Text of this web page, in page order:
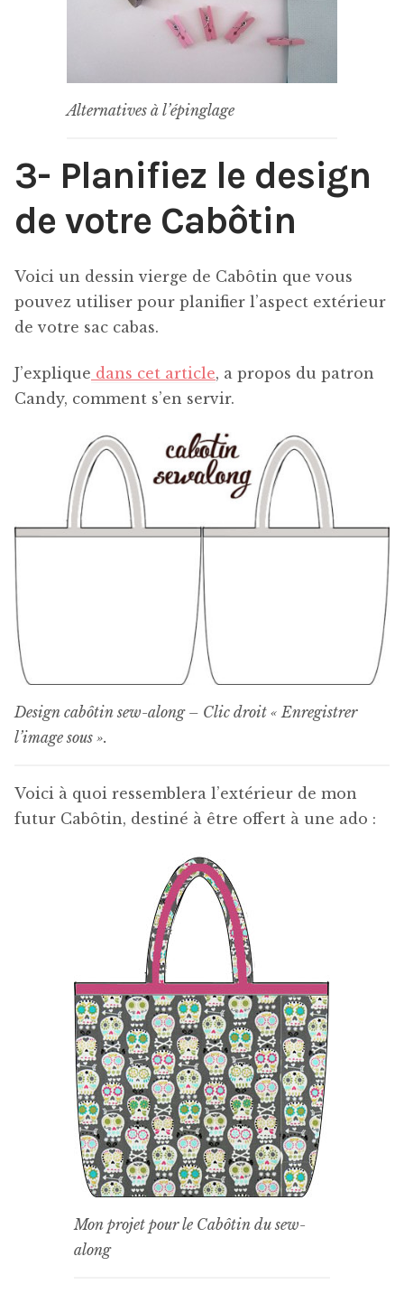
Alternatives à l’épinglage
3- Planifiez le design
de votre Cabôtin
Voici un dessin vierge de Cabôtin que vous
pouvez utiliser pour planifier l’aspect extérieur
de votre sac cabas.
J’explique dans cet article, a propos du patron
Candy, comment s’en servir.
Design cabôtin sew-along – Clic droit « Enregistrer
l’image sous ».
Voici à quoi ressemblera l’extérieur de mon
futur Cabôtin, destiné à être offert à une ado :
Mon projet pour le Cabôtin du sew-
along